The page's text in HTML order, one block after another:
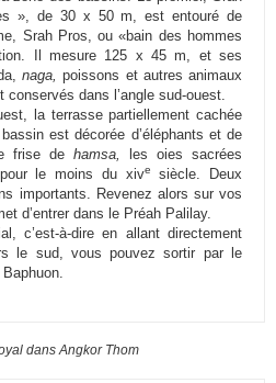
», de 30 x 50 m, est entouré de
Srah Pros, ou «bain des hommes
Il mesure 125 x 45 m, et ses
naga, poissons et autres animaux
dans l’angle sud-ouest.
la terrasse partiellement cachée
est décorée d’éléphants et de
frise de hamsa,
les oies sacrées
le moins du xive
siècle. Deux
importants. Revenez alors sur vos
d’entrer dans le Préah Palilay.
c’est-à-dire en allant directement
le sud, vous pouvez sortir par le
dans Angkor Thom